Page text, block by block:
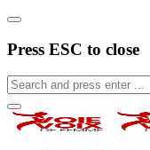
Press ESC to close